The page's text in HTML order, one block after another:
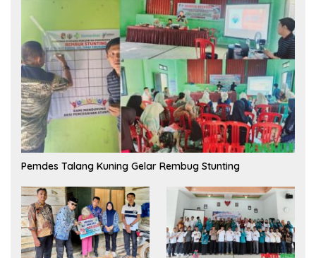
Pemdes Talang Kuning Gelar Rembug Stunting